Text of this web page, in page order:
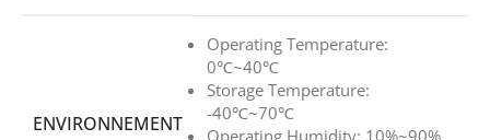
ENVIRONNEMENT
Operating Temperature:
0℃~40℃
Storage Temperature:
-40℃~70℃